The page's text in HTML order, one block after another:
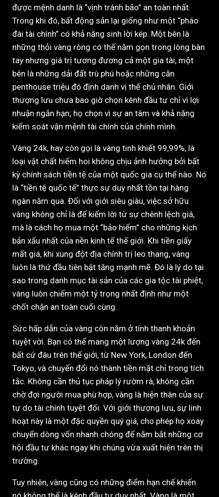
được mệnh danh là “vịnh tránh bão” an toàn nhất.
Trong khi đó, bất động sản lại giống như một “pháo
đài tài chính” có khả năng sinh lời kép. Một bên là
những thỏi vàng ròng có thể nằm gọn trong lòng bàn
tay nhưng giá trị tương đương cả một gia tài, một
bên là những dải đất trù phú hoặc những căn
penthouse triệu đô định danh vị thế chủ nhân. Giới
thượng lưu chưa bao giờ chọn kênh đầu tư chỉ vì lợi
nhuận ngắn hạn; họ chọn vì sự an tâm và khả năng
kiểm soát vận mệnh tài chính của chính mình.
Vàng 24k, hay còn gọi là vàng tinh khiết 99,99%, là
loại vật chất hiếm hoi không chịu ảnh hưởng bởi bất
kỳ chính sách tiền tệ của một quốc gia cụ thể nào. Nó
là “tiền tệ quốc tế” thực sự duy nhất tồn tại hàng
ngàn năm qua. Đối với giới siêu giàu, việc sở hữu
vàng không chỉ là để kiếm lời từ sự chênh lệch giá,
mà là cách họ mua một “bảo hiểm” cho những kịch
bản xấu nhất của nền kinh tế thế giới. Khi tiền giấy
mất giá, khi xung đột địa chính trị leo thang, vàng
luôn là thứ đầu tiên bật tăng mạnh mẽ. Đó là lý do tại
sao trong danh mục tài sản của các gia tộc tài phiệt,
vàng luôn chiếm một tỷ trọng nhất định như một
chốt chặn an toàn cuối cùng.
Sức hấp dẫn của vàng còn nằm ở tính thanh khoản
tuyệt vời. Bạn có thể mang một lượng vàng 24k đến
bất cứ đâu trên thế giới, từ New York, London đến
Tokyo, và chuyển đổi nó thành tiền mặt chỉ trong tích
tắc. Không cần thủ tục pháp lý rườm rà, không cần
chờ đợi người mua phù hợp, vàng là hiện thân của sự
tự do tài chính tuyệt đối. Với giới thượng lưu, sự linh
hoạt này là một đặc quyền quý giá, cho phép họ xoay
chuyển dòng vốn nhanh chóng để nắm bắt những cơ
hội đầu tư khác ngay khi chúng vừa xuất hiện trên thị
trường.
Tuy nhiên, vàng cũng có những điểm hạn chế khiến